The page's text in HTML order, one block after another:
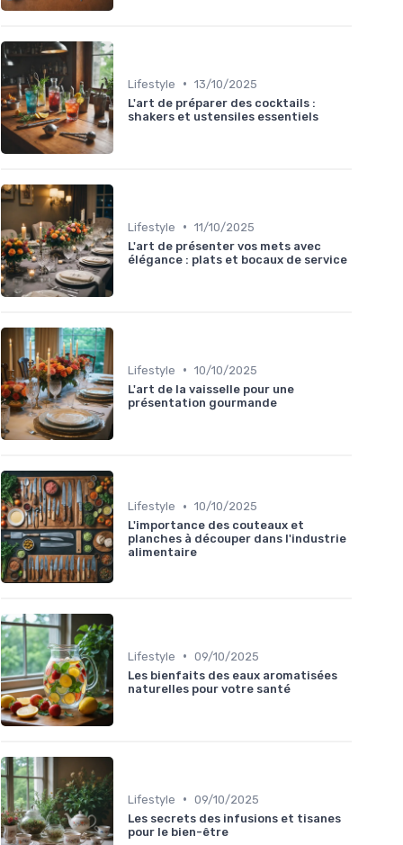
Lifestyle • 13/10/2025
L'art de préparer des cocktails :
shakers et ustensiles essentiels
Lifestyle • 11/10/2025
L'art de présenter vos mets avec
élégance : plats et bocaux de service
Lifestyle • 10/10/2025
L'art de la vaisselle pour une
présentation gourmande
Lifestyle • 10/10/2025
L'importance des couteaux et
planches à découper dans l'industrie
alimentaire
Lifestyle • 09/10/2025
Les bienfaits des eaux aromatisées
naturelles pour votre santé
Lifestyle • 09/10/2025
Les secrets des infusions et tisanes
pour le bien-être